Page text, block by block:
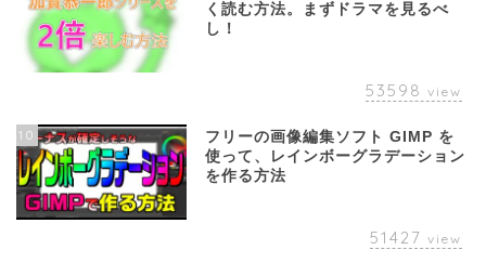
く読む方法。まずドラマを見るべ
し！
53598 view
10
フリーの画像編集ソフト GIMP を
使って、レインボーグラデーション
を作る方法
51427 view